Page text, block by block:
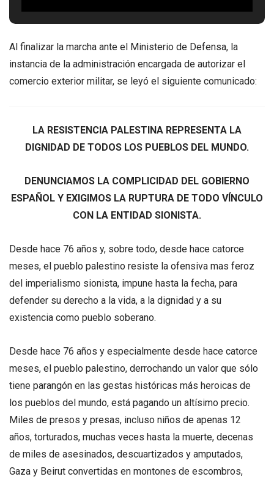
Al finalizar la marcha ante el Ministerio de Defensa, la
instancia de la administración encargada de autorizar el
comercio exterior militar, se leyó el siguiente comunicado:
LA RESISTENCIA PALESTINA REPRESENTA LA
DIGNIDAD DE TODOS LOS PUEBLOS DEL MUNDO.
DENUNCIAMOS LA COMPLICIDAD DEL GOBIERNO
ESPAÑOL Y EXIGIMOS LA RUPTURA DE TODO VÍNCULO
CON LA ENTIDAD SIONISTA.
Desde hace 76 años y, sobre todo, desde hace catorce
meses, el pueblo palestino resiste la ofensiva mas feroz
del imperialismo sionista, impune hasta la fecha, para
defender su derecho a la vida, a la dignidad y a su
existencia como pueblo soberano.
Desde hace 76 años y especialmente desde hace catorce
meses, el pueblo palestino, derrochando un valor que sólo
tiene parangón en las gestas históricas más heroicas de
los pueblos del mundo, está pagando un altísimo precio.
Miles de presos y presas, incluso niños de apenas 12
años, torturados, muchas veces hasta la muerte, decenas
de miles de asesinados, descuartizados y amputados,
Gaza y Beirut convertidas en montones de escombros,